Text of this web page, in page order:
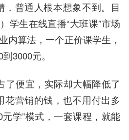
，普通人根本想象不到。目
学生在线直播“大班课”市场
内算法，一个正价课学生，
3000元。
了便宜，实际却大幅降低了
花营销的钱，也不用付出多
学”模式，一套课程，就能